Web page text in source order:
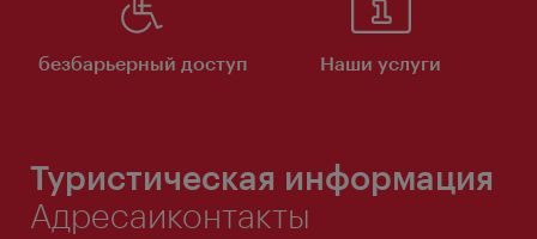
безбарьерный доступ Наши услуги
Туристическая информация
Адресаиконтакты